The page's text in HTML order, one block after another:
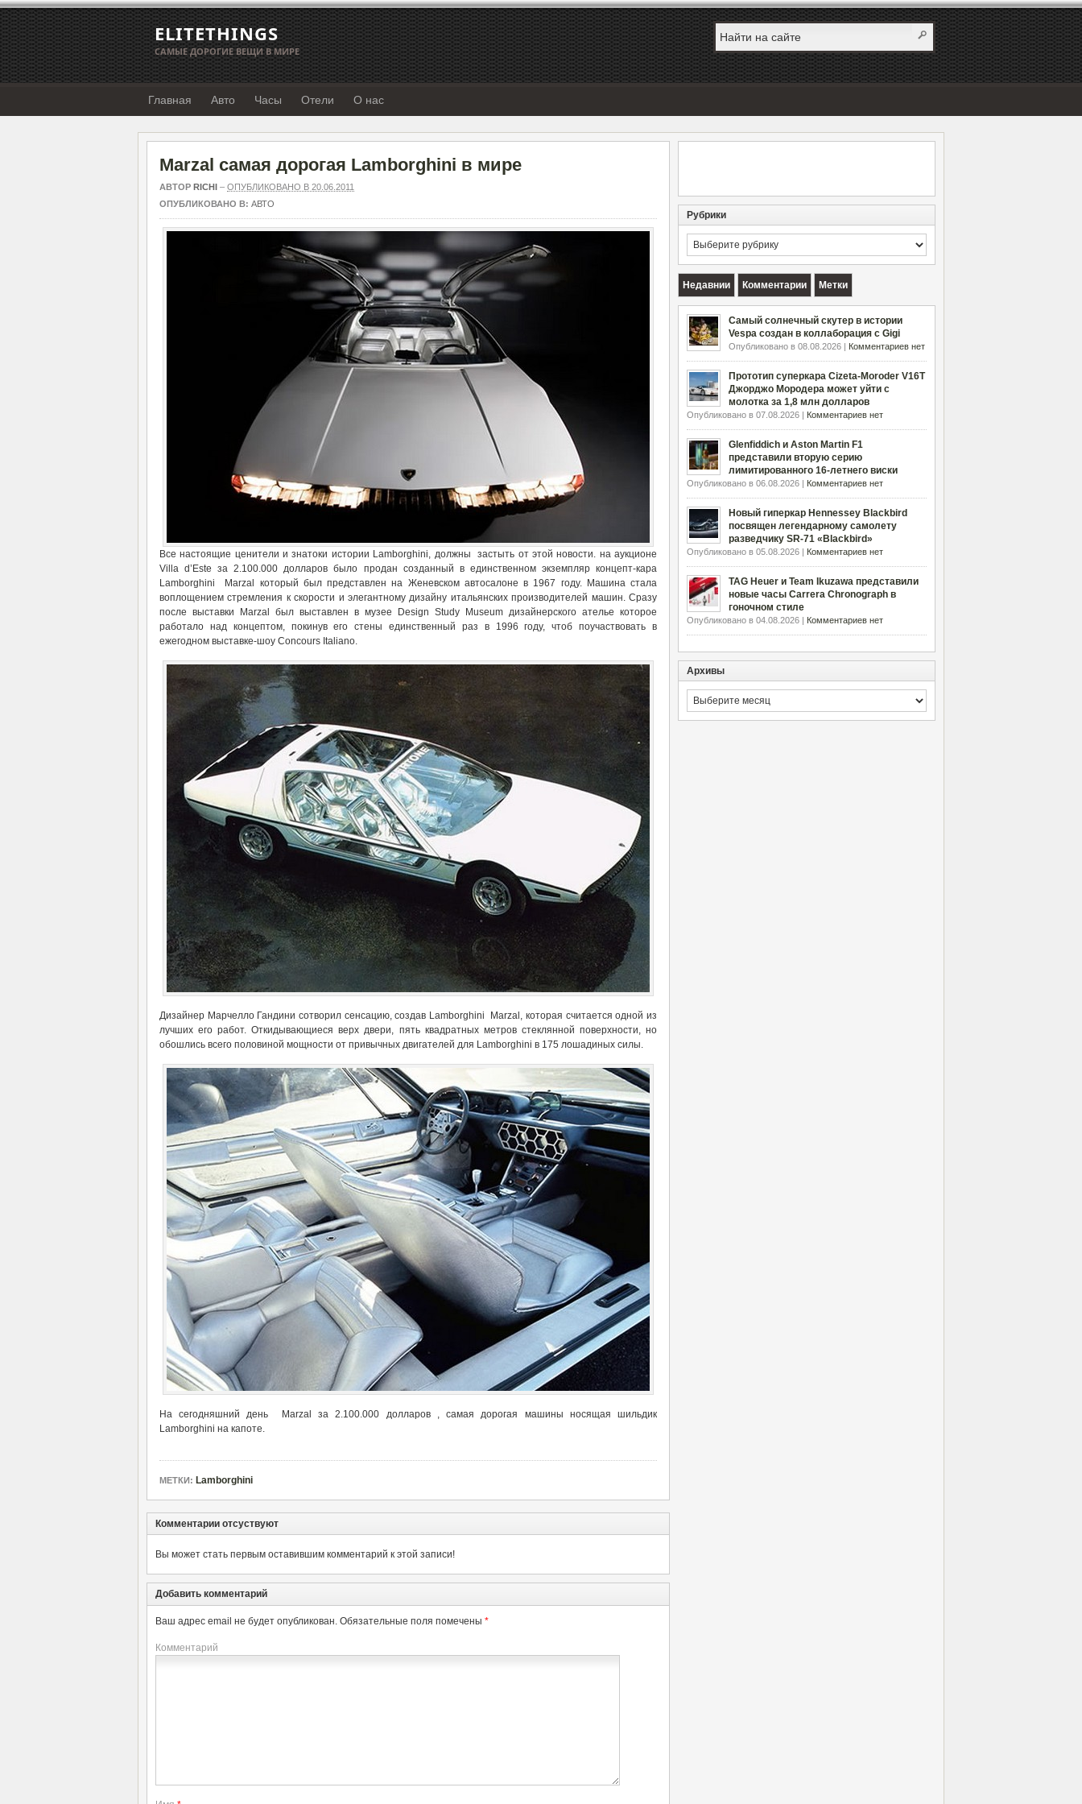
ELITETHINGS
САМЫЕ ДОРОГИЕ ВЕЩИ В МИРЕ
Главная Авто Часы Отели О нас
Marzal самая дорогая Lamborghini в мире
АВТОР RICHI – ОПУБЛИКОВАНО В 20.06.2011
ОПУБЛИКОВАНО В: АВТО
Все настоящие ценители и знатоки истории Lamborghini, должны застыть от этой новости. на аукционе
Villa d’Este за 2.100.000 долларов было продан созданный в единственном экземпляр концепт-кара
Lamborghini Marzal который был представлен на Женевском автосалоне в 1967 году. Машина стала
воплощением стремления к скорости и элегантному дизайну итальянских производителей машин. Сразу
после выставки Marzal был выставлен в музее Design Study Museum дизайнерского ателье которое
работало над концептом, покинув его стены единственный раз в 1996 году, чтоб поучаствовать в
ежегодном выставке-шоу Concours Italiano.
Дизайнер Марчелло Гандини сотворил сенсацию, создав Lamborghini Marzal, которая считается одной из
лучших его работ. Откидывающиеся верх двери, пять квадратных метров стеклянной поверхности, но
обошлись всего половиной мощности от привычных двигателей для Lamborghini в 175 лошадиных силы.
На сегодняшний день Marzal за 2.100.000 долларов , самая дорогая машины носящая шильдик
Lamborghini на капоте.
МЕТКИ: Lamborghini
Комментарии отсуствуют
Вы может стать первым оставившим комментарий к этой записи!
Добавить комментарий
Ваш адрес email не будет опубликован. Обязательные поля помечены *
Комментарий
Рубрики
Рубрики
Недавнии Комментарии Метки
Самый солнечный скутер в истории
Vespa создан в коллаборация с Gigi
Опубликовано в 08.08.2026 | Комментариев нет
Прототип суперкара Cizeta-Moroder V16T
Джорджо Мородера может уйти с
молотка за 1,8 млн долларов
Опубликовано в 07.08.2026 | Комментариев нет
Glenfiddich и Aston Martin F1
представили вторую серию
лимитированного 16-летнего виски
Опубликовано в 06.08.2026 | Комментариев нет
Новый гиперкар Hennessey Blackbird
посвящен легендарному самолету
разведчику SR-71 «Blackbird»
Опубликовано в 05.08.2026 | Комментариев нет
TAG Heuer и Team Ikuzawa представили
новые часы Carrera Chronograph в
гоночном стиле
Опубликовано в 04.08.2026 | Комментариев нет
Архивы
Архивы